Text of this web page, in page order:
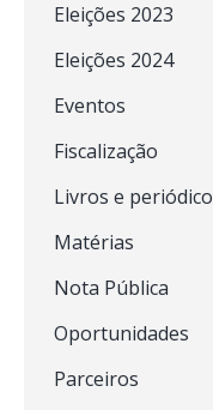
Eleições 2023
Eleições 2024
Eventos
Fiscalização
Livros e
Matérias
Nota Pública
Oportunidades
Parceiros